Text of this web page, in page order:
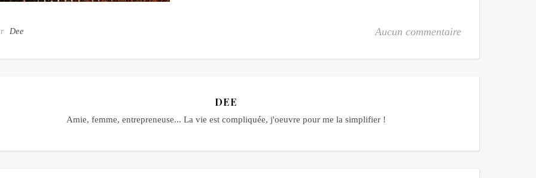
Dee Aucun commentaire
DEE
Amie, femme, entrepreneuse... La vie est compliquée, j'oeuvre pour me la simplifier !